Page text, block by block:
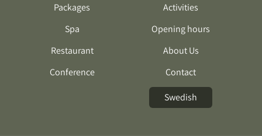
Packages
Spa
Restaurant
Conference
Activities
Opening hours
About Us
Contact
Swedish